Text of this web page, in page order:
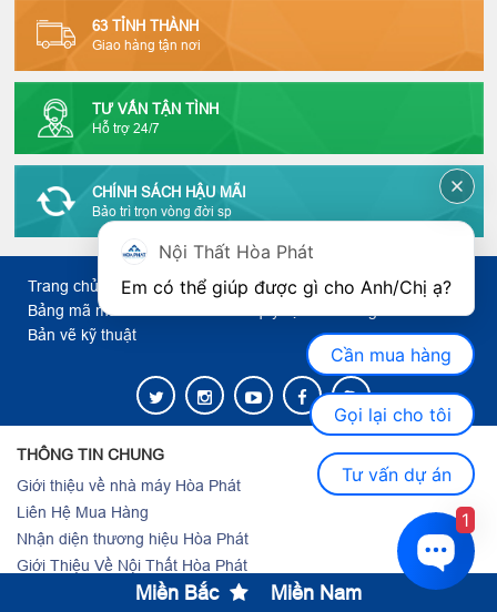
63 TỈNH THÀNH
Giao hàng tận nơi
TƯ VẤN TẬN TÌNH
Hỗ trợ 24/7
CHÍNH SÁCH HẬU MÃI
Bảo trì trọn vòng đời sp
Trang chủ Giới thiệu Tin tức
Hướng dẫn
Bảng mã màu
Chính sách và quy định
Báo giá
Bản vẽ kỹ thuật
THÔNG TIN CHUNG
Giới thiệu về nhà máy Hòa Phát
Liên Hệ Mua Hàng
Nhận diện thương hiệu Hòa Phát
Giới Thiệu Về Nội Thất Hòa Phát
Giới Thiệu Về Tập Đoàn Hòa Phát
Miền Bắc Miền Nam
Nội Thất Hòa Phát
Cần mua hàng
Gọi lại cho tôi
Tư vấn dự án
1